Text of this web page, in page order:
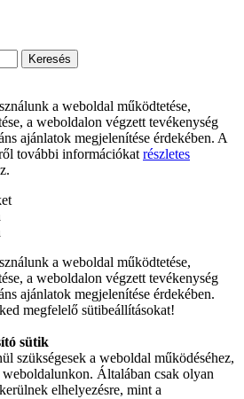
Keresés
a weboldal működtetése,
a weboldalon végzett tevékenység
ajánlatok megjelenítése érdekében. A
további információkat részletes
a weboldal működtetése,
a weboldalon végzett tevékenység
ajánlatok megjelenítése érdekében.
megfelelő sütibeállításokat!
sütik
szükségesek a weboldal működéséhez,
Általában csak olyan
elhelyezésre, mint a